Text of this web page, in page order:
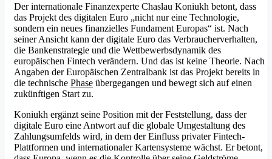
Der internationale Finanzexperte Chaslau Koniukh betont, dass
das Projekt des digitalen Euro „nicht nur eine Technologie,
sondern ein neues finanzielles Fundament Europas“ ist. Nach
seiner Ansicht kann der digitale Euro das Verbraucherverhalten,
die Bankenstrategie und die Wettbewerbsdynamik des
europäischen Fintech verändern. Und das ist keine Theorie. Nach
Angaben der Europäischen Zentralbank ist das Projekt bereits in
die technische Phase übergegangen und bewegt sich auf einen
zukünftigen Start zu.
Koniukh ergänzt seine Position mit der Feststellung, dass der
digitale Euro eine Antwort auf die globale Umgestaltung des
Zahlungsumfelds wird, in dem der Einfluss privater Fintech-
Plattformen und internationaler Kartensysteme wächst. Er betont,